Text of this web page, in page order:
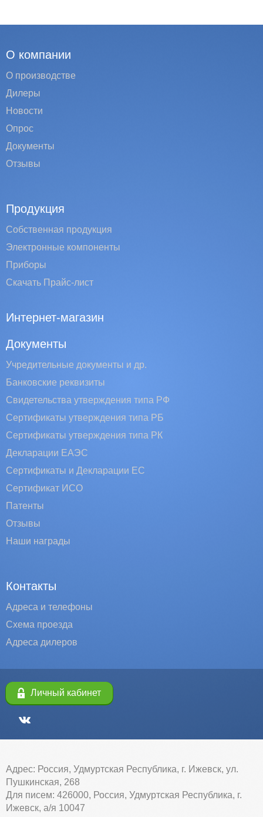
О компании
О производстве
Дилеры
Новости
Опрос
Документы
Отзывы
Продукция
Собственная продукция
Электронные компоненты
Приборы
Скачать Прайс-лист
Интернет-магазин
Документы
Учредительные документы и др.
Банковские реквизиты
Свидетельства утверждения типа РФ
Сертификаты утверждения типа РБ
Сертификаты утверждения типа РК
Декларации ЕАЭС
Сертификаты и Декларации EC
Сертификат ИСО
Патенты
Отзывы
Наши награды
Контакты
Адреса и телефоны
Схема проезда
Адреса дилеров
Личный кабинет
Адрес: Россия, Удмуртская Республика, г. Ижевск, ул.
Пушкинская, 268
Для писем: 426000, Россия, Удмуртская Республика, г.
Ижевск, а/я 10047